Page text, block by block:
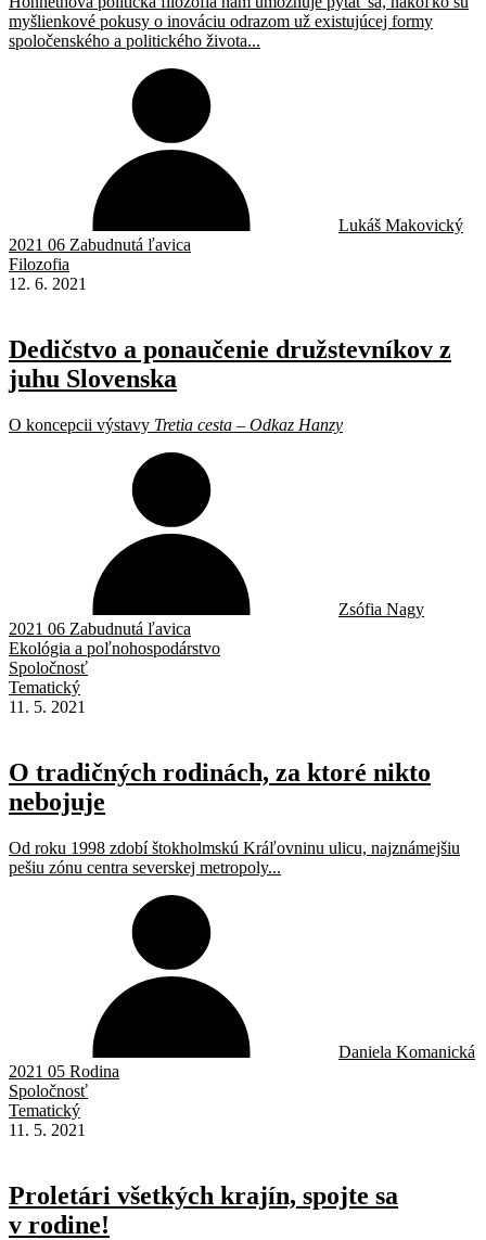
myšlienkové pokusy o inováciu odrazom už existujúcej formy
spoločenského a politického života...
Lukáš Makovický
2021 06 Zabudnutá ľavica
Filozofia
12. 6. 2021
Dedičstvo a ponaučenie družstevníkov z
juhu Slovenska
O koncepcii výstavy Tretia cesta – Odkaz Hanzy
Zsófia Nagy
2021 06 Zabudnutá ľavica
Ekológia a poľnohospodárstvo
Spoločnosť
Tematický
11. 5. 2021
O tradičných rodinách, za ktoré nikto
nebojuje
Od roku 1998 zdobí štokholmskú Kráľovninu ulicu, najznámejšiu
pešiu zónu centra severskej metropoly...
Daniela Komanická
2021 05 Rodina
Spoločnosť
Tematický
11. 5. 2021
Proletári všetkých krajín, spojte sa
v rodine!